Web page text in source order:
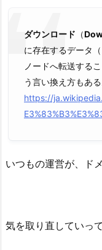
ダウンロード （
に存在するデータ
ノードへ転送する
う言い換え方もある
https://
いつもの運営が、ド
気を取り直していっ